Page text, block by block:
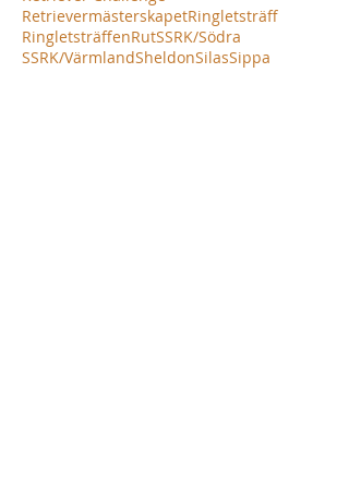
RetrievermästerskapetRingletsträff
RingletsträffenRutSSRK/Södra
SSRK/VärmlandSheldonSilasSippa